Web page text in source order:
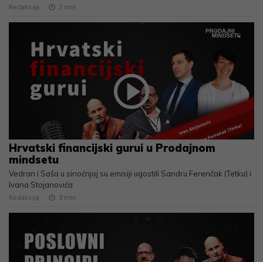
Redakcija 2 min
Hrvatski financijski gurui u Prodajnom
mindsetu
Vedran i Saša u sinoćnjoj su emisiji ugostili Sandru Ferenčak (Tetku) i
Ivana Stojanovića
Redakcija 3 min